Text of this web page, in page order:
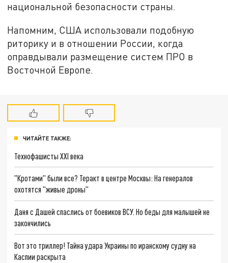
национальной безопасности страны.
Напомним, США использовали подобную
риторику и в отношении России, когда
оправдывали размещение систем ПРО в
Восточной Европе.
ЧИТАЙТЕ ТАКЖЕ:
Технофашисты XXI века
"Кротами" были все? Теракт в центре Москвы: На генералов
охотятся "живые дроны"
Даня с Дашей спаслись от боевиков ВСУ. Но беды для малышей не
закончились
Вот это триллер! Тайна удара Украины по иранскому судну на
Каспии раскрыта